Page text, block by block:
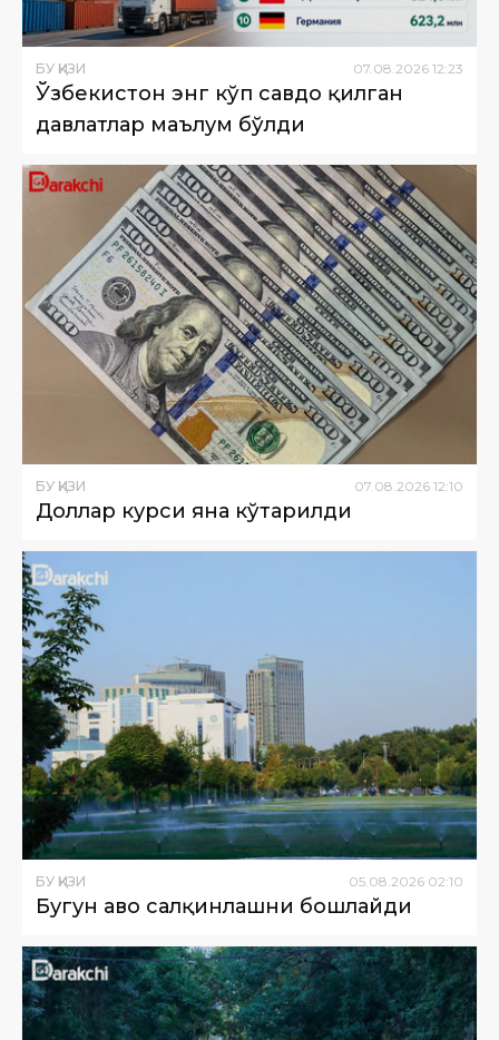
БУ ҚИЗИҚ 07.08.2026 12:23
Ўзбекистон энг кўп савдо қилган
давлатлар маълум бўлди
БУ ҚИЗИҚ 07.08.2026 12:10
Доллар курси яна кўтарилди
БУ ҚИЗИҚ 05 08 2026 02:10
Бугун ҳаво салқинлашни бошлайди